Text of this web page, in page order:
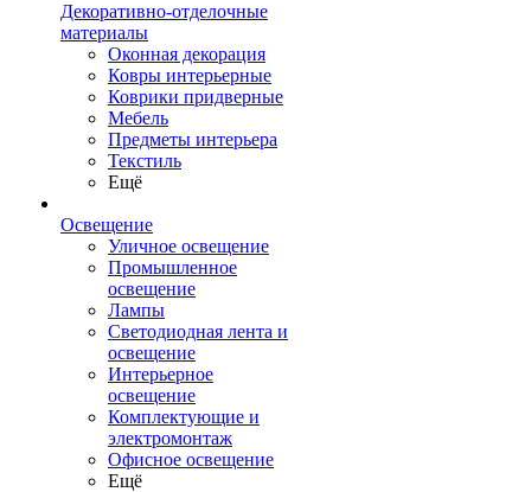
Декоративно-отделочные
материалы
Оконная декорация
Ковры интерьерные
Коврики придверные
Мебель
Предметы интерьера
Текстиль
Ещё
Освещение
Уличное освещение
Промышленное
освещение
Лампы
Светодиодная лента и
освещение
Интерьерное
освещение
Комплектующие и
электромонтаж
Офисное освещение
Ещё